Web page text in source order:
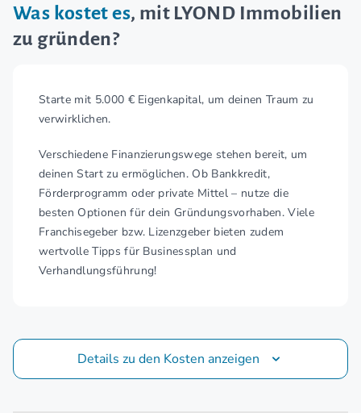
Was kostet es, mit LYOND Immobilien
zu gründen?
Starte mit 5.000 € Eigenkapital, um deinen Traum zu
verwirklichen.
Verschiedene Finanzierungswege stehen bereit, um
deinen Start zu ermöglichen. Ob Bankkredit,
Förderprogramm oder private Mittel – nutze die
besten Optionen für dein Gründungsvorhaben. Viele
Franchisegeber bzw. Lizenzgeber bieten zudem
wertvolle Tipps für Businessplan und
Verhandlungsführung!
Details zu den Kosten anzeigen